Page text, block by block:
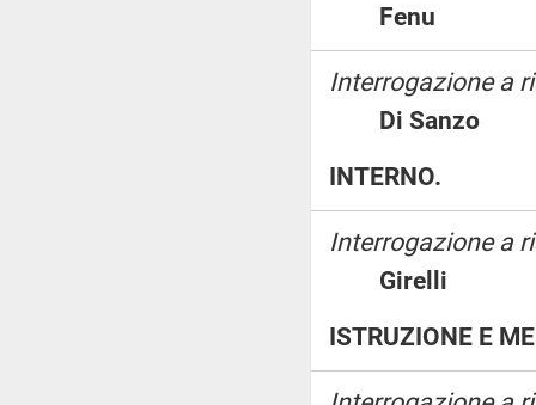
Fenu
Interrogazione a
Di Sanzo
INTERNO.
Interrogazione a
Girelli
ISTRUZIONE E